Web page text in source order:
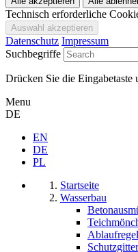
Technisch erforderliche
Datenschutz Impressum
Suchbegriffe
Drücken Sie die Eingabetaste
Menu
DE
EN
DE
PL
Startseite
Wasserbau